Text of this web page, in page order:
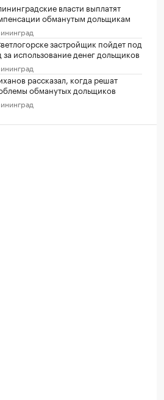
власти выплатят
обманутым дольщикам
застройщик пойдет под
за использование денег дольщиков
рассказал, когда решат
обманутых дольщиков